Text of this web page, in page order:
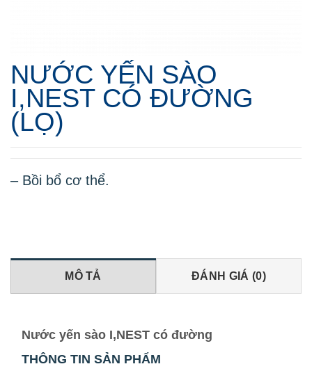
NƯỚC YẾN SÀO
I,NEST CÓ ĐƯỜNG
(LỌ)
– Bồi bổ cơ thể.
MÔ TẢ ĐÁNH GIÁ (0)
Nước yến sào I,NEST có đường
THÔNG TIN SẢN PHẨM